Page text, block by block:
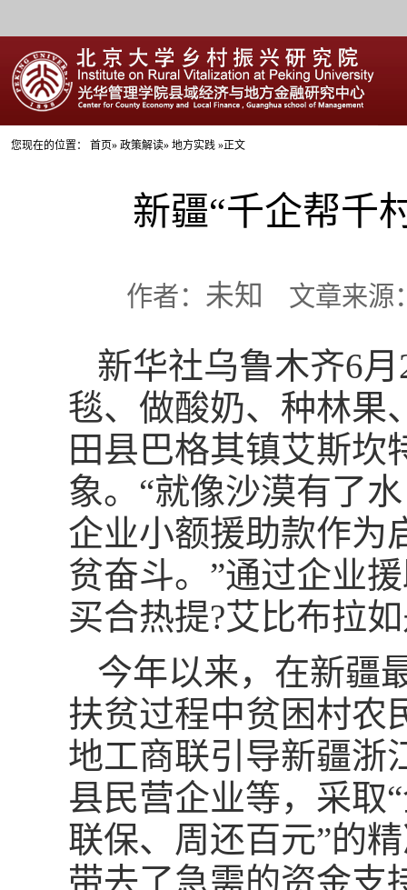
您现在的位置： 首页» 政策解读» 地方实践 »正文
新疆“千企帮千
作者： 未知 文章来源
新华社乌鲁木齐6
毯、做酸奶、种林
田县巴格其镇艾斯坎
象。“就像沙漠有了
企业小额援助款作为
贫奋斗。”通过企业
买合热提?艾比布拉
今年以来，在新疆
扶贫过程中贫困村农
地工商联引导新疆浙
县民营企业等，采取
联保、周还百元”的
带去了急需的资金支